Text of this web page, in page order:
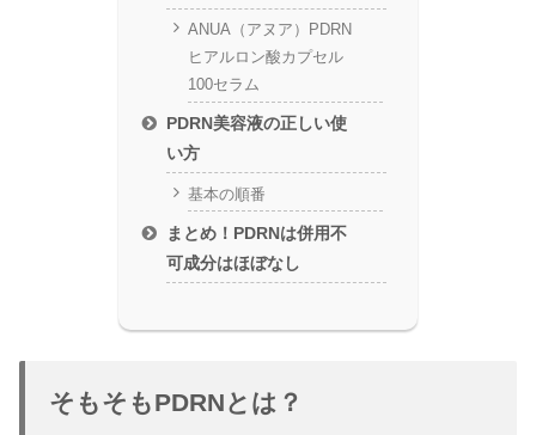
ANUA（アヌア）PDRN
ヒアルロン酸カプセル
100セラム
PDRN美容液の正しい使
い方
基本の順番
まとめ！PDRNは併用不
可成分はほぼなし
そもそもPDRNとは？